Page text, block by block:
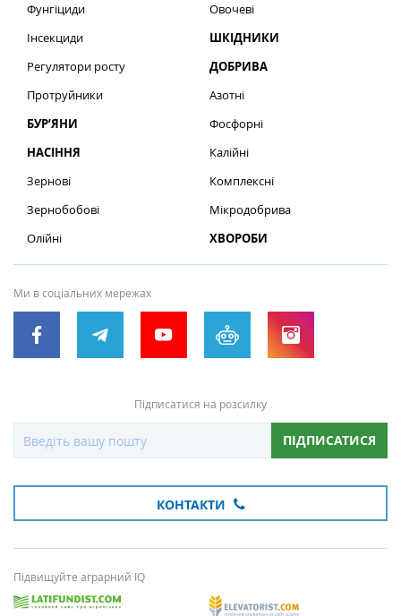
Фунгіциди
Інсекциди
Регулятори росту
Протруйники
БУР’ЯНИ
НАСІННЯ
Зернові
Зернобобові
Олійні
Овочеві
ШКІДНИКИ
ДОБРИВА
Азотні
Фосфорні
Калійні
Комплексні
Мікродобрива
ХВОРОБИ
Ми в соціальних мережах
Підписатися на розсилку
ПІДПИСАТИСЯ
КОНТАКТИ
Підвищуйте аграрний IQ